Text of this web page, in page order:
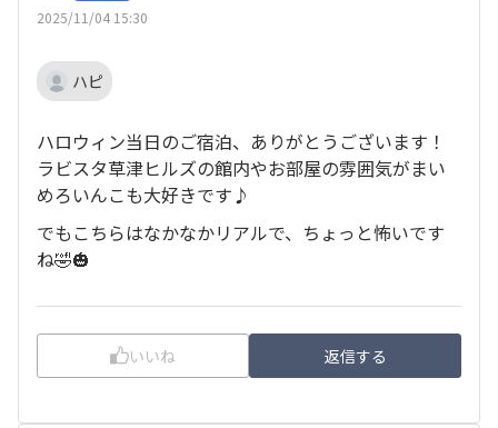
2025/11/04 15:30
ハピ
ハロウィン当日のご宿泊、ありがとうございます！
ラビスタ草津ヒルズの館内やお部屋の雰囲気がまい
めろいんこも大好きです♪
でもこちらはなかなかリアルで、ちょっと怖いです
ね🤣🎃
いいね 返信する